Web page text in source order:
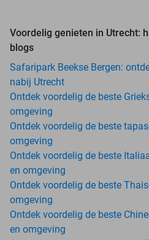
Voordelig genieten in Utrecht:
blogs
Safaripark Beekse Bergen:
nabij Utrecht
Ontdek voordelig de beste
omgeving
Ontdek voordelig de beste
omgeving
Ontdek voordelig de beste
en omgeving
Ontdek voordelig de beste
omgeving
Ontdek voordelig de beste
en omgeving